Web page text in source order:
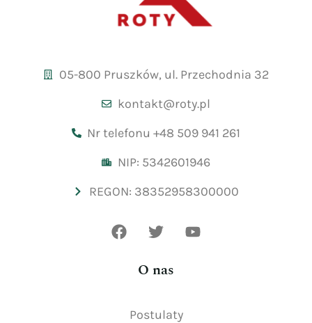
05-800 Pruszków, ul. Przechodnia 32
kontakt@roty.pl
Nr telefonu +48 509 941 261
NIP: 5342601946
REGON: 38352958300000
O nas
Postulaty